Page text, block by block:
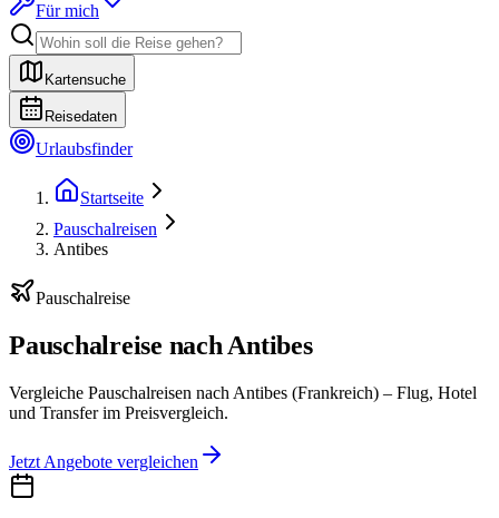
Für mich
Kartensuche
Reisedaten
Urlaubsfinder
Startseite
Pauschalreisen
Antibes
Pauschalreise
Pauschalreise nach Antibes
Vergleiche Pauschalreisen nach Antibes (Frankreich) – Flug, Hotel
und Transfer im Preisvergleich.
Jetzt Angebote vergleichen